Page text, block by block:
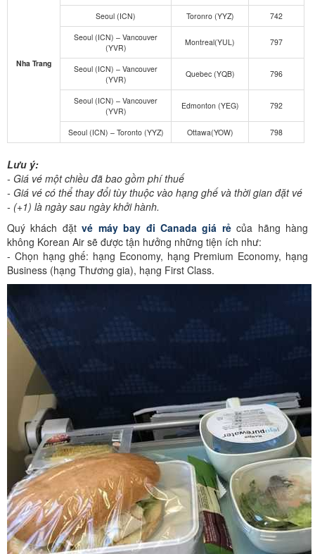
Nha Trang
Seoul (ICN)
Toronro (YYZ)
742
Seoul (ICN) – Vancouver
(YVR)
Montreal(YUL) 797
Seoul (ICN) – Vancouver
(YVR)
Quebec (YQB) 796
Seoul (ICN) – Vancouver
(YVR)
Edmonton (YEG) 792
Seoul (ICN) – Toronto (YYZ) Ottawa(YOW) 798
Lưu ý:
- Giá vé một chiều đã bao gồm phí thuế
- Giá vé có thể thay đổi tùy thuộc vào hạng ghế và thời gian đặt vé
- (+1) là ngày sau ngày khởi hành.
Quý khách đặtvé máy bay đi Canada giá rẻcủa hãng hàng
không Korean Air sẽ được tận hưởng những tiện ích như:
- Chọn hạng ghế: hạng Economy, hạng Premium Economy, hạng
Business (hạng Thương gia), hạng First Class.